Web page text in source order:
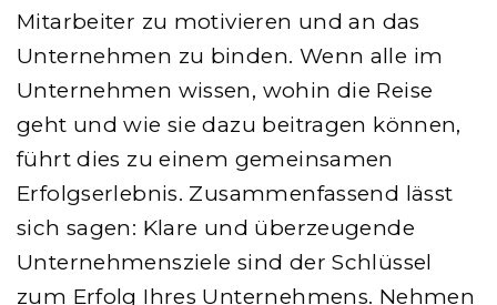
Mitarbeiter zu motivieren und an das
Unternehmen zu binden. Wenn alle im
Unternehmen wissen, wohin die Reise
geht und wie sie dazu beitragen können,
führt dies zu einem gemeinsamen
Erfolgserlebnis. Zusammenfassend lässt
sich sagen: Klare und überzeugende
Unternehmensziele sind der Schlüssel
zum Erfolg Ihres Unternehmens. Nehmen